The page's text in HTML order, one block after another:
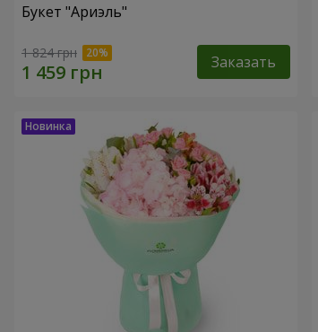
Букет "Ариэль"
1 824 грн Заказать